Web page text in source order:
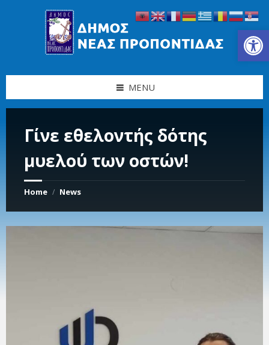
Ανοίξτε τη γραμμή εργαλείων
MENU
Γίνε εθελοντής δότης
μυελού των οστών!
Home / News